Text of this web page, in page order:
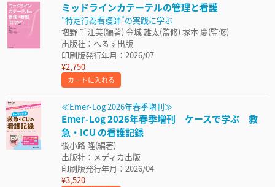
ミッドラインカテーテルの管理と看護
“特定行為看護師”の実践に学ぶ
増野 千江美(編著) 金城 雄太(監修) 塚本 慶(監修)
出版社：へるす出版
印刷版発行年月：2026/07
¥2,750
カートに入れる
≪Emer-Log 2026年春季増刊≫
Emer-Log 2026年春季増刊 ケースで学ぶ 救
急・ICU の看護記録
後小路 隆(編著)
出版社：メディカ出版
印刷版発行年月：2026/04
¥3,520